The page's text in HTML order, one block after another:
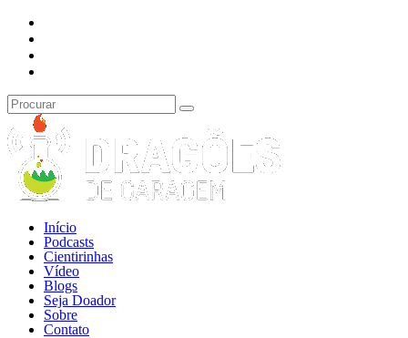
Início
Podcasts
Cientirinhas
Vídeo
Blogs
Seja Doador
Sobre
Contato